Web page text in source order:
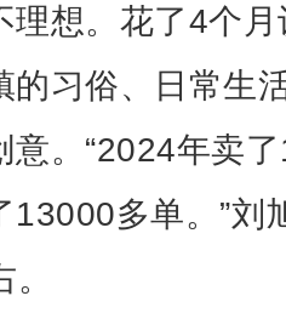
理想。花了4个
的习俗、日常生
。 “2024年卖
13000多单。”刘